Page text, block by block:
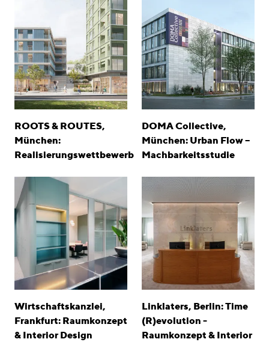
ROOTS & ROUTES,
München:
Realisierungswettbewerb
DOMA Collective,
München: Urban Flow –
Machbarkeitsstudie
Wirtschaftskanzlei,
Frankfurt: Raumkonzept
& Interior Design
Linklaters, Berlin: Time
(R)evolution -
Raumkonzept & Interior